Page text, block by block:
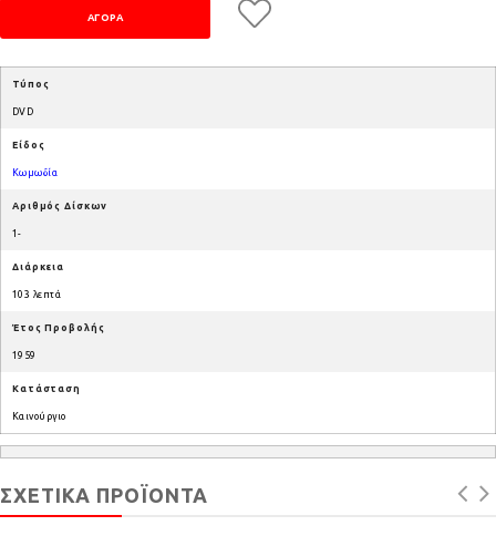
Τύπος
DVD
Είδος
Κωμωδία
Αριθμός Δίσκων
1-
Διάρκεια
103 λεπτά
Έτος Προβολής
1959
Κατάσταση
Καινούργιο
ΣΧΕΤΙΚΆ ΠΡΟΪΌΝΤΑ